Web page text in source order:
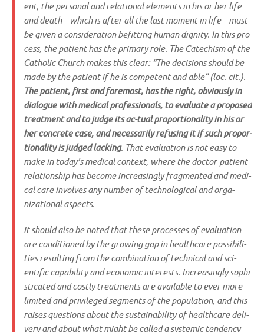
ent, the per­so­nal and rela­tio­nal ele­ments in his or her life
and death – which is after all the last moment in life – must
be given a con­side­ra­ti­on befit­ting human dignity. In this pro­
cess, the pati­ent has the pri­ma­ry role. The Cate­chism of the
Catho­lic Church makes this clear: “The decis­i­ons should be
made by the pati­ent if he is com­pe­tent and able” (loc. cit.).
The pati­ent, first and fore­most, has the right, obvious­ly in
dia­lo­gue with medi­cal pro­fes­sio­nals, to eva­lua­te a pro­po­sed
tre­at­ment and to judge its ac-tual pro­por­tio­na­li­ty in his or
her con­cre­te case, and neces­s­a­ri­ly refu­sing it if such pro­por-
tio­na­li­ty is jud­ged lack­ing. That eva­lua­ti­on is not easy to
make in today’s medi­cal con­text, whe­re the doc­tor-pati­ent
rela­ti­on­ship has beco­me incre­a­sing­ly frag­men­ted and medi­
cal care invol­ves any num­ber of tech­no­lo­gi­cal and orga­
nizatio­nal aspects.
It should also be noted that the­se pro­ce­s­ses of eva­lua­ti­on
are con­di­tio­ned by the gro­wing gap in heal­th­ca­re pos­si­bi­li­
ties resul­ting from the com­bi­na­ti­on of tech­ni­cal and sci-
enti­fic capa­bi­li­ty and eco­no­mic inte­rests. Incre­a­sing­ly sophi­
sti­ca­ted and cost­ly tre­at­ments are available to ever more
limi­t­ed and pri­vi­le­ged seg­ments of the popu­la­ti­on, and this
rai­ses que­sti­ons about the sus­taina­bi­li­ty of heal­th­ca­re deli­
very and about what might be cal­led a syste­mic ten­den­cy